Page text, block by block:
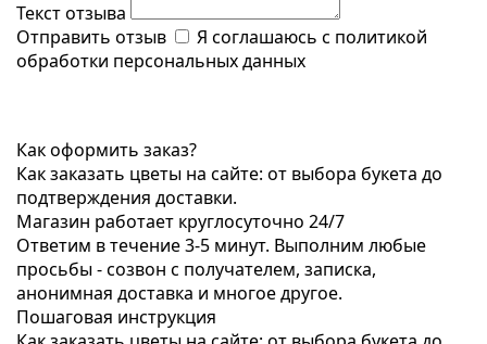
Текст отзыва
Отправить отзыв
Я соглашаюсь с политикой
обработки персональных данных
Как оформить заказ?
Как заказать цветы на сайте: от выбора букета до
подтверждения доставки.
Магазин работает круглосуточно 24/7
Ответим в течение 3-5 минут. Выполним любые
просьбы - созвон с получателем, записка,
анонимная доставка и многое другое.
Пошаговая инструкция